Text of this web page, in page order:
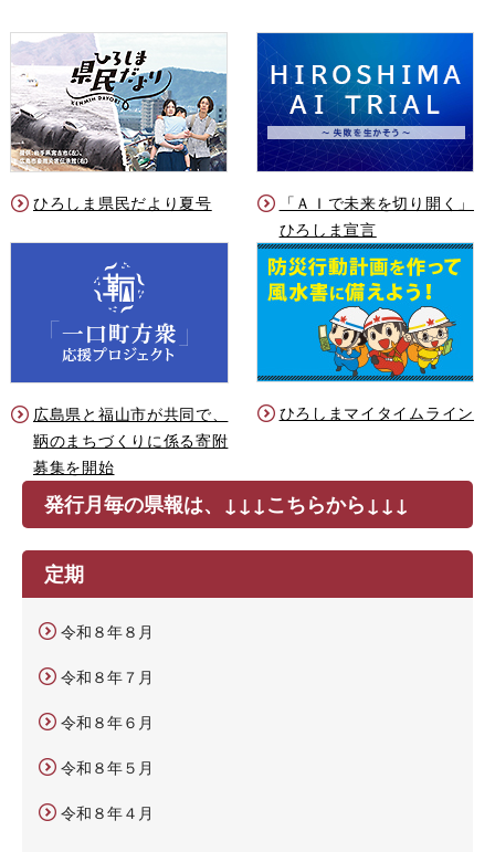
ひろしま県民だより夏号
「ＡＩで未来を切り開く」
ひろしま宣言
広島県と福山市が共同で、
鞆のまちづくりに係る寄附
募集を開始
ひろしまマイタイムライン
発行月毎の県報は、↓↓↓こちらから↓↓↓
定期
令和８年８月
令和８年７月
令和８年６月
令和８年５月
令和８年４月